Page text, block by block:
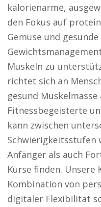
kalorienarme,
den Fokus auf
Gemüse und
Muskeln zu
richtet sich an
gesund
Fitnessbegeisterte
kann zwischen
Schwierigkeitsstufen
Anfänger als auch
Kurse finden. Unsere
Kombination von
digitaler Flexibilität